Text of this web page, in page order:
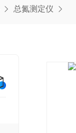
总氮测定仪